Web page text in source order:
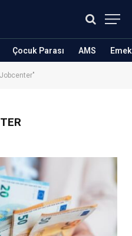
Çocuk Parası AMS